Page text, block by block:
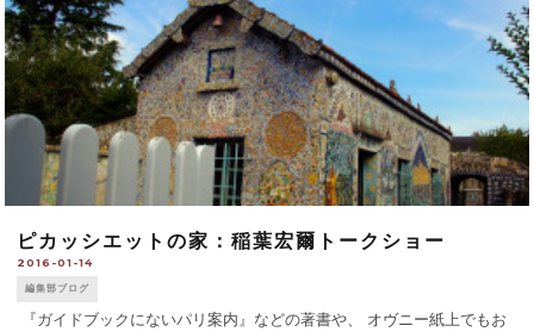
ピカッシエットの家：稲葉宏爾トークショー
2016-01-14
編集部ブログ
『ガイドブックにないパリ案内』などの著書や、 オヴニー紙上でもお